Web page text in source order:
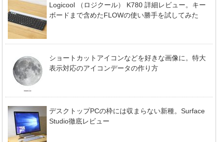
Logicool （ロジクール） K780 詳細レビュー。キー
ボードまで含めたFLOWの使い勝手を試してみた
ショートカットアイコンなどを好きな画像に。特大
表示対応のアイコンデータの作り方
デスクトップPCの枠には収まらない新種。Surface
Studio徹底レビュー